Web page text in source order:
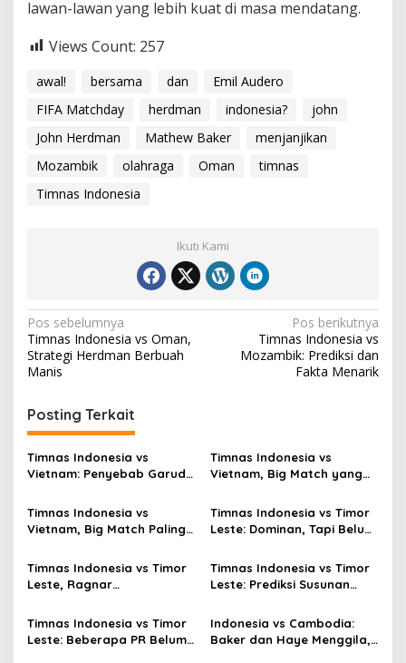
lawan-lawan yang lebih kuat di masa mendatang.
Views Count: 257
awal! bersama dan
Emil Audero
FIFA Matchday
herdman indonesia?
john
John Herdman
Mathew Baker
menjanjikan
Mozambik
olahraga Oman
timnas
Timnas Indonesia
Ikuti Kami
Navigasi
pos
Pos sebelumnya
Timnas Indonesia vs Oman,
Strategi Herdman Berbuah
Manis
Pos berikutnya
Timnas Indonesia vs
Mozambik: Prediksi dan
Fakta Menarik
Posting Terkait
Timnas Indonesia vs
Vietnam: Penyebab Garuda
Timnas Indonesia vs
Vietnam, Big Match yang
Timnas Indonesia vs
Vietnam, Big Match Paling
Timnas Indonesia vs Timor
Leste: Dominan, Tapi Belum
Timnas Indonesia vs Timor
Leste, Ragnar
Timnas Indonesia vs Timor
Leste: Prediksi Susunan
Timnas Indonesia vs Timor
Leste: Beberapa PR Belum
Indonesia vs Cambodia:
Baker dan Haye Menggila,